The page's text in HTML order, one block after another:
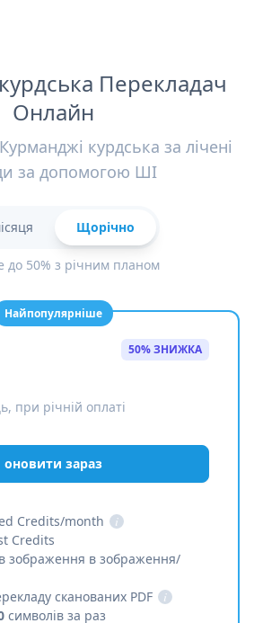
Перекладач
Онлайн
курдська за лічені
за допомогою ШІ
Щорічно
до 50% з річним планом
Найпопулярніше
50% ЗНИЖКА
при річній оплаті
оновити зараз
Credits/month
i
Credits
зображення в зображення/
сканованих PDF
i
символів за раз